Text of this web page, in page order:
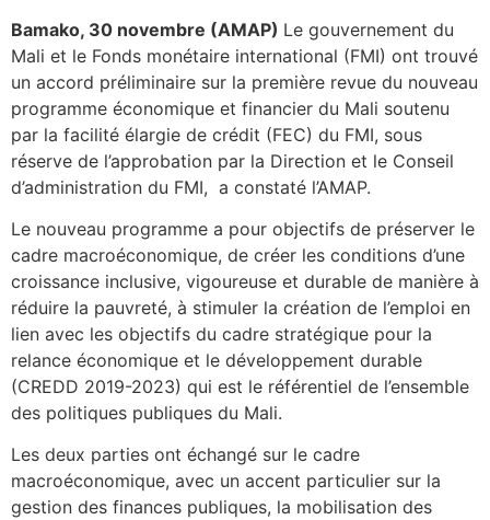
Bamako, 30 novembre (AMAP) Le gouvernement du
Mali et le Fonds monétaire international (FMI) ont trouvé
un accord préliminaire sur la première revue du nouveau
programme économique et financier du Mali soutenu
par la facilité élargie de crédit (FEC) du FMI, sous
réserve de l’approbation par la Direction et le Conseil
d’administration du FMI, a constaté l’AMAP.
Le nouveau programme a pour objectifs de préserver le
cadre macroéconomique, de créer les conditions d’une
croissance inclusive, vigoureuse et durable de manière à
réduire la pauvreté, à stimuler la création de l’emploi en
lien avec les objectifs du cadre stratégique pour la
relance économique et le développement durable
(CREDD 2019-2023) qui est le référentiel de l’ensemble
des politiques publiques du Mali.
Les deux parties ont échangé sur le cadre
macroéconomique, avec un accent particulier sur la
gestion des finances publiques, la mobilisation des